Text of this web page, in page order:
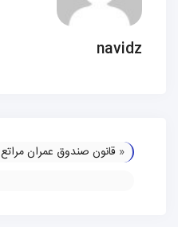
navidz
« قانون صندوق عمران مراتع